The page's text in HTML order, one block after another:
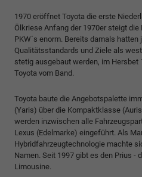
1970 eröffnet Toyota die erste
Ölkriese Anfang der 1970er steigt
PKW´s enorm. Bereits damals
Qualitätsstandards und Ziele als
stetig ausgebaut werden, im
Toyota vom Band.
Toyota baute die Angebotspalette
(Yaris) über die Kompaktklasse
werden inzwischen alle
Lexus (Edelmarke) eingeführt. Als
Hybridfahrzeugtechnologie machte
Namen. Seit 1997 gibt es den Prius -
Limousine.